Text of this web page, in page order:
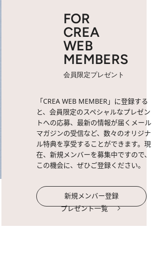
FOR
CREA
WEB
MEMBERS
会員限定プレゼント
「CREA WEB MEMBER」に登録する
と、会員限定のスペシャルなプレゼン
トへの応募、最新の情報が届くメール
マガジンの受信など、数々のオリジナ
ル特典を享受することができます。現
在、新規メンバーを募集中ですので、
この機会に、ぜひご登録ください。
新規メンバー登録
プレゼント一覧